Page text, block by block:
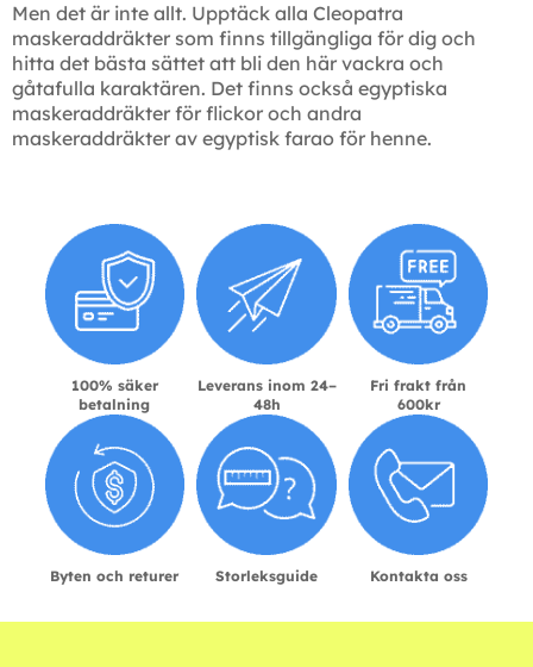
Men det är inte allt. Upptäck alla Cleopatra
maskeraddräkter som finns tillgängliga för dig och
hitta det bästa sättet att bli den här vackra och
gåtafulla karaktären. Det finns också egyptiska
maskeraddräkter för flickor och andra
maskeraddräkter av egyptisk farao för henne.
100% säker
betalning
Leverans inom 24–
48h
Fri frakt från
600kr
Byten och returer Storleksguide Kontakta oss